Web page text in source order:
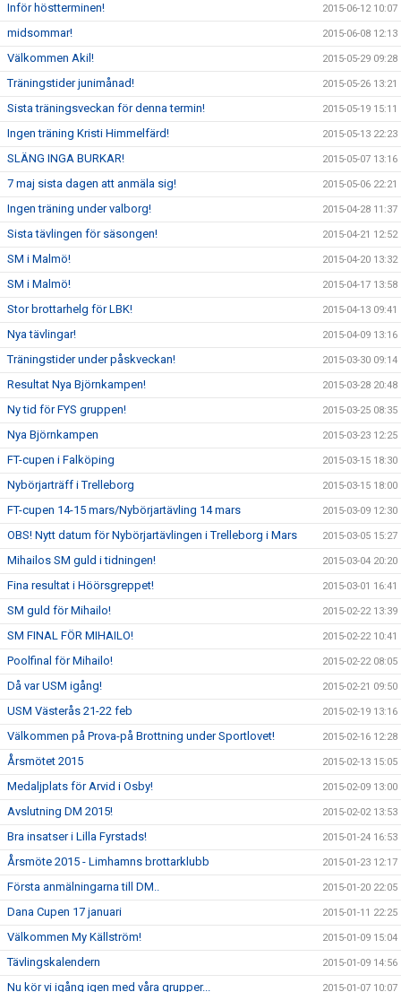
Inför höstterminen! 2015-06-12 10:07
midsommar! 2015-06-08 12:13
Välkommen Akil! 2015-05-29 09:28
Träningstider junimånad! 2015-05-26 13:21
Sista träningsveckan för denna termin! 2015-05-19 15:11
Ingen träning Kristi Himmelfärd! 2015-05-13 22:23
SLÄNG INGA BURKAR! 2015-05-07 13:16
7 maj sista dagen att anmäla sig! 2015-05-06 22:21
Ingen träning under valborg! 2015-04-28 11:37
Sista tävlingen för säsongen! 2015-04-21 12:52
SM i Malmö! 2015-04-20 13:32
SM i Malmö! 2015-04-17 13:58
Stor brottarhelg för LBK! 2015-04-13 09:41
Nya tävlingar! 2015-04-09 13:16
Träningstider under påskveckan! 2015-03-30 09:14
Resultat Nya Björnkampen! 2015-03-28 20:48
Ny tid för FYS gruppen! 2015-03-25 08:35
Nya Björnkampen 2015-03-23 12:25
FT-cupen i Falköping 2015-03-15 18:30
Nybörjarträff i Trelleborg 2015-03-15 18:00
FT-cupen 14-15 mars/Nybörjartävling 14 mars 2015-03-09 12:30
OBS! Nytt datum för Nybörjartävlingen i Trelleborg i Mars 2015-03-05 15:27
Mihailos SM guld i tidningen! 2015-03-04 20:20
Fina resultat i Höörsgreppet! 2015-03-01 16:41
SM guld för Mihailo! 2015-02-22 13:39
SM FINAL FÖR MIHAILO! 2015-02-22 10:41
Poolfinal för Mihailo! 2015-02-22 08:05
Då var USM igång! 2015-02-21 09:50
USM Västerås 21-22 feb 2015-02-19 13:16
Välkommen på Prova-på Brottning under Sportlovet! 2015-02-16 12:28
Årsmötet 2015 2015-02-13 15:05
Medaljplats för Arvid i Osby! 2015-02-09 13:00
Avslutning DM 2015! 2015-02-02 13:53
Bra insatser i Lilla Fyrstads! 2015-01-24 16:53
Årsmöte 2015 - Limhamns brottarklubb 2015-01-23 12:17
Första anmälningarna till DM.. 2015-01-20 22:05
Dana Cupen 17 januari 2015-01-11 22:25
Välkommen My Källström! 2015-01-09 15:04
Tävlingskalendern 2015-01-09 14:56
Nu kör vi igång igen med våra grupper... 2015-01-07 10:07